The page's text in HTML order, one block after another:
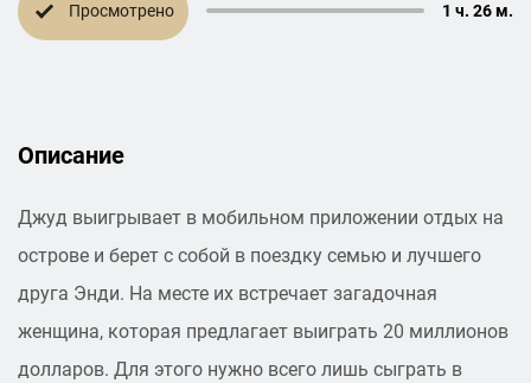
Просмотрено 1 ч. 26 м.
Описание
Джуд выигрывает в мобильном приложении отдых на
острове и берет с собой в поездку семью и лучшего
друга Энди. На месте их встречает загадочная
женщина, которая предлагает выиграть 20 миллионов
долларов. Для этого нужно всего лишь сыграть в